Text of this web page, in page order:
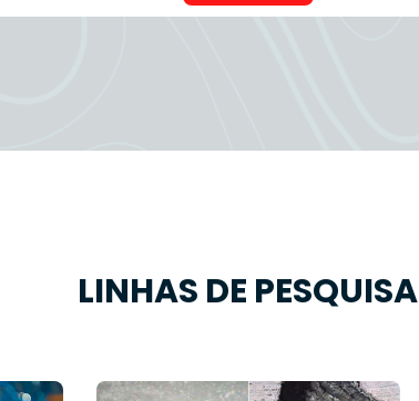
LINHAS DE PESQUISA